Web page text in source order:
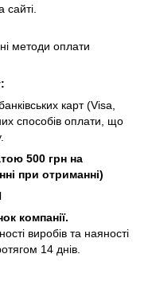
методи оплати
карт (Visa,
способів оплати, що
500 грн на
при отриманні)
компанії.
виробів та наяності
14 днів.